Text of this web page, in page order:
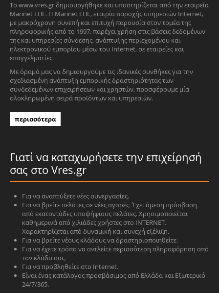
Το www.vres.gr δημιουργήθηκε και υποστηρίζεται από την εταιρεία
Marinet ΕΠΕ. Η Marinet ΕΠΕ, εταιρία παροχής υπηρεσιών Internet,
με μακρόχρονη συνεπή και επιτυχή παρουσία στον τομέα της
πληροφορικής από το 1997, παρέχει χρήση στις βάσεις δεδομένων
της και υπηρεσίες σύνδεσης, ανάπτυξης περιεχομένου και
ηλεκτρονικού εμπορίου μέσω του Internet, σε εταιρείες και
επαγγελματίες.
Με όραμά μας να δημιουργούμε τις ιδανικές συνθήκες για την
σχεδιασμένη ανάπτυξη εμπορικής δραστηριότητας των
συνδεδεμένων επιχειρήσεων και χρηστών, προσφέρουμε μία
ολοκληρωμένη σειρά προϊόντων και υπηρεσιών.
περισσότερα
Γιατί να καταχωρήσετε την επιχείρησή
σας στο Vres.gr
Για να αναπτύξετε νέες συνεργασίες.
Για να βρείτε πελάτες σε νέες αγορές. Έχει άμεση πρόσβαση
από εκατοντάδες υποψήφιους πελάτες. Χρησιμοποιείται
καθημερινά από χιλιάδες χρήστες στο INTERNET.
Χαρακτηρίζεται από δυναμική και συνεχή εξέλιξη.
Για να βρείτε νέους κλάδους να δραστηριοποιηθείτε.
Για να έχετε τρόπο να αντλείτε περισσότερη πληροφόρηση από
τον κλάδο σας.
Για να προβληθείτε στο Internet.
Είναι ένας κατάλογος προσβάσιμος από Ελλάδα και Εξωτερικό
24/7/365.